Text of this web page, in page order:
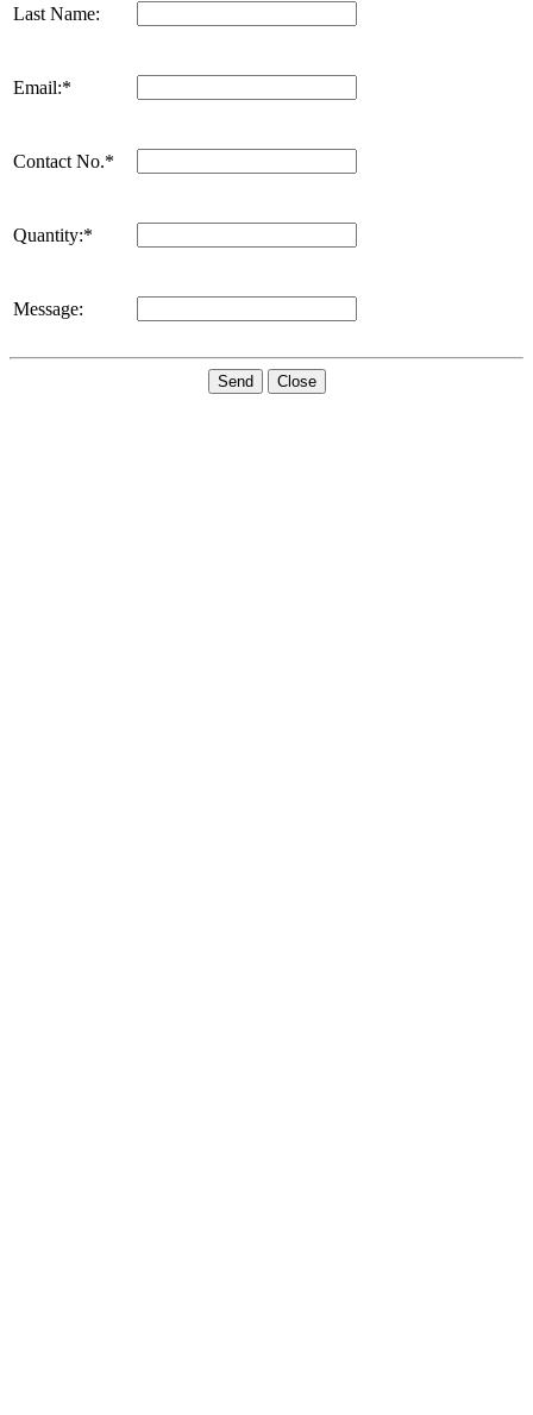
Last Name:
Email:*
Contact No.*
Quantity:*
Message:
Send Close